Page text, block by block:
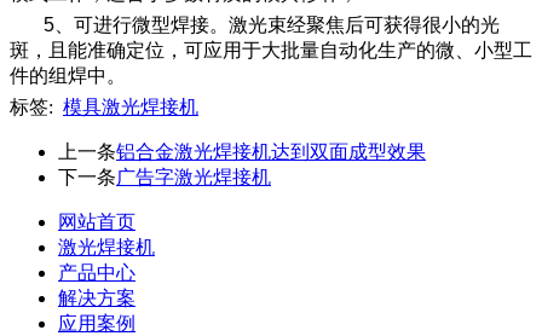
5、可进行微型焊接。激光束经聚焦后可获得很小的光
斑，且能准确定位，可应用于大批量自动化生产的微、小型工
件的组焊中。
标签: 模具激光焊接机
上一条铝合金激光焊接机达到双面成型效果
下一条广告字激光焊接机
网站首页
激光焊接机
产品中心
解决方案
应用案例